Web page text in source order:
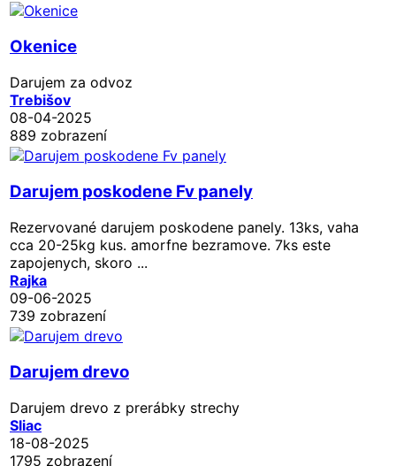
Okenice
Darujem za odvoz
Trebišov
08-04-2025
889 zobrazení
Darujem poskodene Fv panely
Rezervované darujem poskodene panely. 13ks, vaha
cca 20-25kg kus. amorfne bezramove. 7ks este
zapojenych, skoro ...
Rajka
09-06-2025
739 zobrazení
Darujem drevo
Darujem drevo z prerábky strechy
Sliac
18-08-2025
1795 zobrazení